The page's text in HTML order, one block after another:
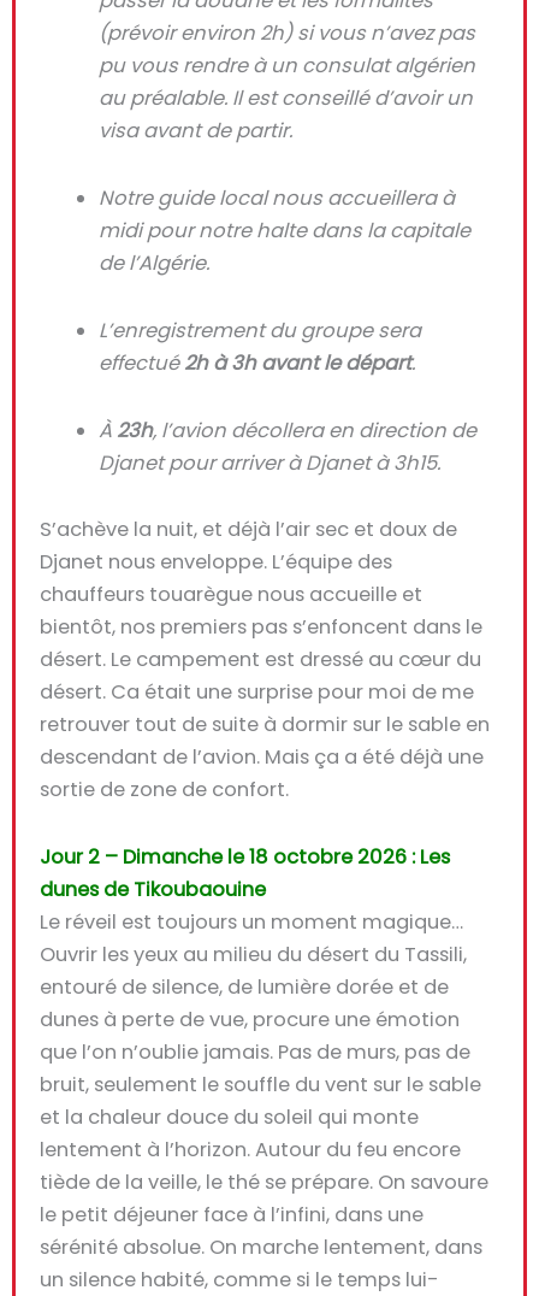
(prévoir environ 2h) si vous n’avez pas
pu vous rendre à un consulat algérien
au préalable. Il est conseillé d’avoir un
visa avant de partir.
Notre guide local nous accueillera à
midi pour notre halte dans la capitale
de l’Algérie.
L’enregistrement du groupe sera
effectué2h à 3h avant le départ.
À 23h, l’avion décollera en direction de
Djanet pour arriver à Djanet à 3h15.
S’achève la nuit, et déjà l’air sec et doux de
Djanet nous enveloppe. L’équipe des
chauffeurs touarègue nous accueille et
bientôt, nos premiers pas s’enfoncent dans le
désert. Le campement est dressé au cœur du
désert. Ca était une surprise pour moi de me
retrouver tout de suite à dormir sur le sable en
descendant de l’avion. Mais ça a été déjà une
sortie de zone de confort.
Jour 2 – Dimanche le 18 octobre 2026 : Les
dunes de Tikoubaouine
Le réveil est toujours un moment magique…
Ouvrir les yeux au milieu du désert du Tassili,
entouré de silence, de lumière dorée et de
dunes à perte de vue, procure une émotion
que l’on n’oublie jamais. Pas de murs, pas de
bruit, seulement le souffle du vent sur le sable
et la chaleur douce du soleil qui monte
lentement à l’horizon. Autour du feu encore
tiède de la veille, le thé se prépare. On savoure
le petit déjeuner face à l’infini, dans une
sérénité absolue. On marche lentement, dans
un silence habité, comme si le temps lui-